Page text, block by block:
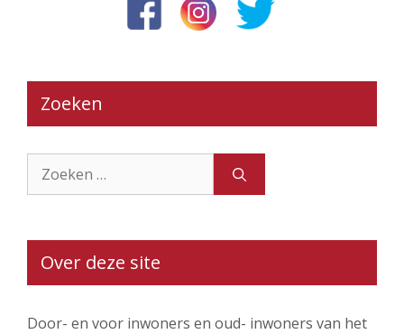
Zoeken
naar:
Over deze site
Door- en voor inwoners en oud- inwoners van het